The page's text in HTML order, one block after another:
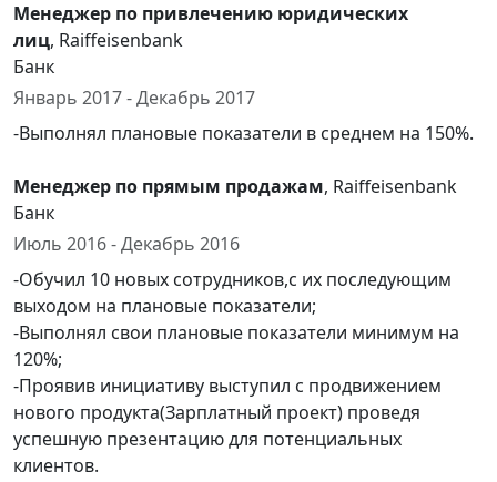
Менеджер по привлечению юридических
лиц, Raiffeisenbank
Банк
Январь 2017 - Декабрь 2017
-Выполнял плановые показатели в среднем на 150%.
Менеджер по прямым продажам, Raiffeisenbank
Банк
Июль 2016 - Декабрь 2016
-Обучил 10 новых сотрудников,с их последующим
выходом на плановые показатели;
-Выполнял свои плановые показатели минимум на
120%;
-Проявив инициативу выступил с продвижением
нового продукта(Зарплатный проект) проведя
успешную презентацию для потенциальных
клиентов.